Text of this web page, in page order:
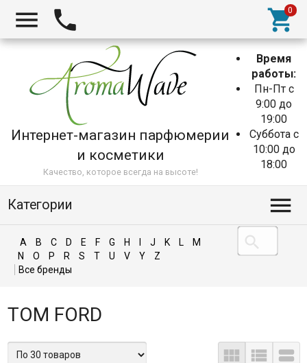
Интернет-магазин парфюмерии
и косметики
Качество, которое всегда на высоте!
Время
работы:
Пн-Пт с
9:00 до
19:00
Суббота с
10:00 до
18:00
Категории
A B C D E F G H J K L
M
N
O P R S T U V Y Z
TOM FORD